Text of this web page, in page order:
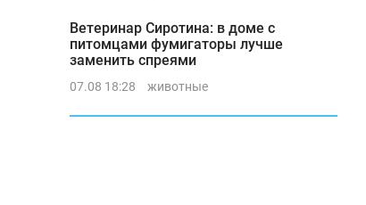
Ветеринар Сиротина: в доме с
питомцами фумигаторы лучше
заменить спреями
07.08 18:28 животные